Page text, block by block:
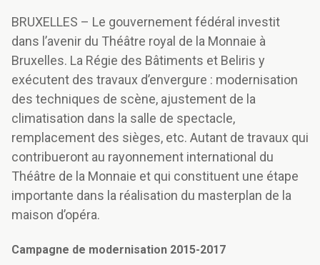
BRUXELLES – Le gouvernement fédéral investit
dans l’avenir du Théâtre royal de la Monnaie à
Bruxelles. La Régie des Bâtiments et Beliris y
exécutent des travaux d’envergure : modernisation
des techniques de scène, ajustement de la
climatisation dans la salle de spectacle,
remplacement des sièges, etc. Autant de travaux qui
contribueront au rayonnement international du
Théâtre de la Monnaie et qui constituent une étape
importante dans la réalisation du masterplan de la
maison d’opéra.
Campagne de modernisation 2015-2017